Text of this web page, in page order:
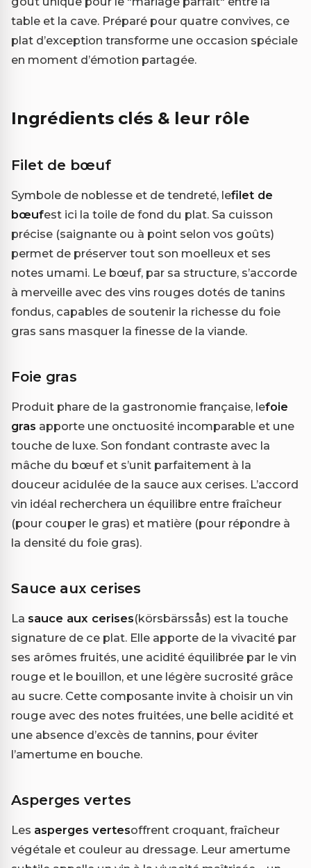
table et la cave. Préparé pour quatre convives, ce
plat d’exception transforme une occasion spéciale
en moment d’émotion partagée.
Ingrédients clés & leur rôle
Filet de bœuf
Symbole de noblesse et de tendreté, lefilet de
bœufest ici la toile de fond du plat. Sa cuisson
précise (saignante ou à point selon vos goûts)
permet de préserver tout son moelleux et ses
notes umami. Le bœuf, par sa structure, s’accorde
à merveille avec des vins rouges dotés de tanins
fondus, capables de soutenir la richesse du foie
gras sans masquer la finesse de la viande.
Foie gras
Produit phare de la gastronomie française, lefoie
gras apporte une onctuosité incomparable et une
touche de luxe. Son fondant contraste avec la
mâche du bœuf et s’unit parfaitement à la
douceur acidulée de la sauce aux cerises. L’accord
vin idéal recherchera un équilibre entre fraîcheur
(pour couper le gras) et matière (pour répondre à
la densité du foie gras).
Sauce aux cerises
La sauce aux cerises(körsbärssås) est la touche
signature de ce plat. Elle apporte de la vivacité par
ses arômes fruités, une acidité équilibrée par le vin
rouge et le bouillon, et une légère sucrosité grâce
au sucre. Cette composante invite à choisir un vin
rouge avec des notes fruitées, une belle acidité et
une absence d’excès de tannins, pour éviter
l’amertume en bouche.
Asperges vertes
Les asperges vertesoffrent croquant, fraîcheur
végétale et couleur au dressage. Leur amertume